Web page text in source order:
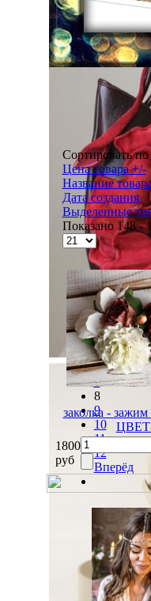
Сортировать по
Цена товара +/-
Название
Дата создания
Выделенные
Показано 148 -
Назад
3
4
5
6
7
8
9
10
11
12
Вперёд
заколка -
1800
руб